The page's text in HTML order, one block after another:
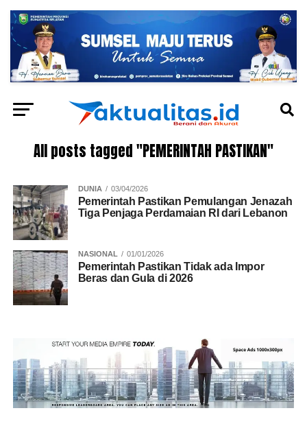
All posts tagged "PEMERINTAH PASTIKAN"
DUNIA 03/04/2026
Pemerintah Pastikan Pemulangan Jenazah
Tiga Penjaga Perdamaian RI dari Lebanon
NASIONAL 01/01/2026
Pemerintah Pastikan Tidak ada Impor
Beras dan Gula di 2026